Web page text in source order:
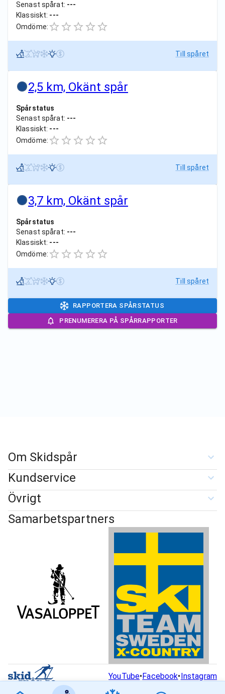
Senast spårat: ---
Klassiskt: ---
Omdöme:
Till spåret
2,5 km, Okänt spår
Spårstatus
Senast spårat: ---
Klassiskt: ---
Omdöme:
Till spåret
3,7 km, Okänt spår
Spårstatus
Senast spårat: ---
Klassiskt: ---
Omdöme:
Till spåret
RAPPORTERA SPÅRSTATUS
PRENUMERERA PÅ SPÅRRAPPORTER
Om Skidspår
Kundservice
Övrigt
Samarbetspartners
YouTube•Facebook•Instagram